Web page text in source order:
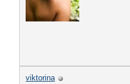
viktorina